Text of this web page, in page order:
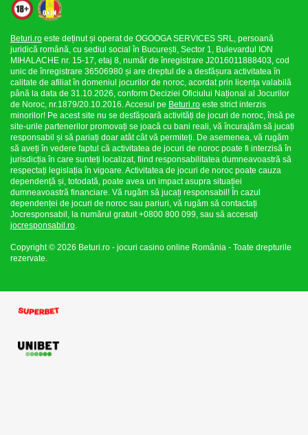
Beturi.ro este deținut și operat de OGOOGA SERVICES SRL, persoană
juridică română, cu sediul social în București, Sector 1, Bulevardul ION
MIHALACHE nr. 15-17, etaj 8, număr de înregistrare J2016011888403, cod
unic de înregistrare 36506980 și are dreptul de a desfășura activitatea în
calitate de afiliat în domeniul jocurilor de noroc, acordat prin licența valabilă
până la data de 31.10.2026, conform Deciziei Oficiului Național al Jocurilor
de Noroc, nr.1879/20.10.2016. Accesul pe Beturi.ro este strict interzis
minorilor! Pe acest site nu se desfășoară activități de jocuri de noroc, însă pe
site-urile partenerilor promovați se joacă cu bani reali, vă încurajăm să jucați
responsabil și să pariați doar atât cât vă permiteți. De asemenea, vă rugăm
să aveți în vedere faptul că activitatea de jocuri de noroc poate fi interzisă în
jurisdicția în care sunteți localizat, fiind responsabilitatea dumneavoastră să
respectați legislația în vigoare. Activitatea de jocuri de noroc poate cauza
dependență și, totodată, poate avea un impact asupra situației
dumneavoastră financiare. Vă rugăm să jucați responsabil! În cazul
dependenței de jocuri de noroc sau pariuri, vă rugăm să contactați
Jocresponsabil, la numărul gratuit +0800 800 099, sau să accesați
jocresponsabil.ro.
Copyright © 2026 Beturi.ro - jocuri casino online România - Toate drepturile
rezervate.